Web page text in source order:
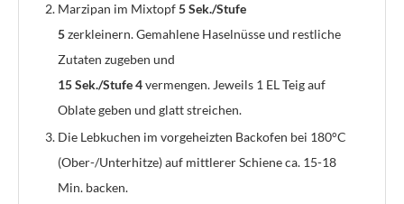
Marzipan im Mixtopf5 Sek./Stufe
5zerkleinern. Gemahlene Haselnüsse und restliche
Zutaten zugeben und
15 Sek./Stufe 4vermengen. Jeweils 1 EL Teig auf
Oblate geben und glatt streichen.
Die Lebkuchen im vorgeheizten Backofen bei 180°C
(Ober-/Unterhitze) auf mittlerer Schiene ca. 15-18
Min. backen.